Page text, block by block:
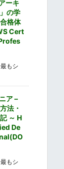
ーキ
の学
格体
Cert
もシ
ア –
法・
～ H
De
もシ